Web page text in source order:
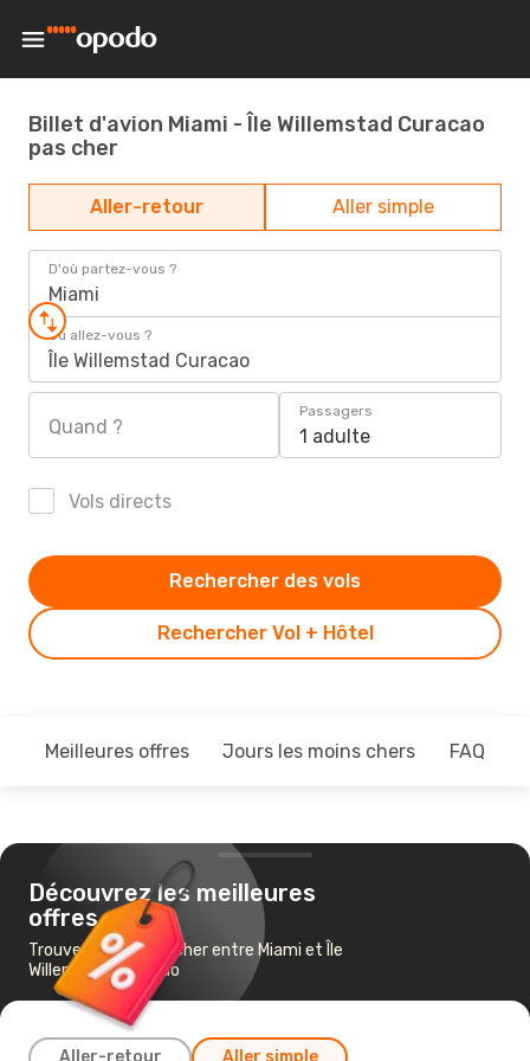
Billet d'avion Miami - Île Willemstad Curacao
pas cher
Aller-retour Aller simple
D'où partez-vous ?
Miami
Où allez-vous ?
Île Willemstad Curacao
Quand ?
Passagers
1 adulte
Vols directs
Rechercher Vol + Hôtel
Rechercher des vols
Meilleures offres Jours les moins chers FAQ
Découvrez les meilleures
offres
Trouvez un vol pas cher entre Miami et Île
Willemstad Curacao
Aller-retour Aller simple